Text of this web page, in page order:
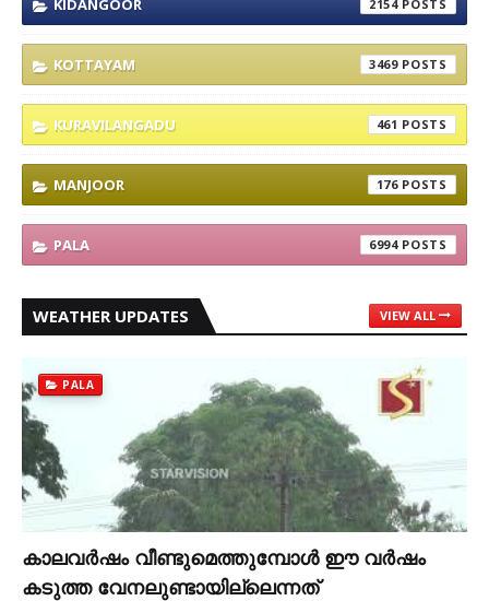
KIDANGOOR 2154
KOTTAYAM 3469
KURAVILANGADU 461
MANJOOR 176
PALA 6994
WEATHER UPDATES VIEW ALL
PALA
കാലവര്‍ഷം വീണ്ടുമെത്തുമ്പോള്‍ ഈ വര്‍ഷം
കടുത്ത വേനലുണ്ടായില്ലെന്നത്